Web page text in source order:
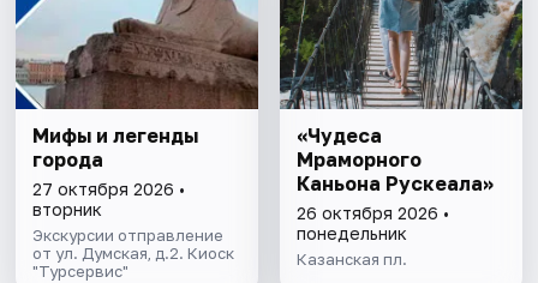
Мифы и легенды
города
27 октября 2026 •
вторник
Экскурсии отправление
от ул. Думская, д.2. Киоск
"Турсервис"
«Чудеса
Мраморного
Каньона Рускеала»
26 октября 2026 •
понедельник
Казанская пл.